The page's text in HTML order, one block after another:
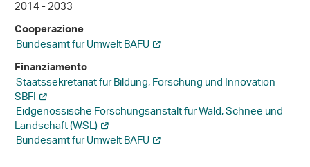
2014 - 2033
Cooperazione
Bundesamt für Umwelt BAFU
Finanziamento
Staatssekretariat für Bildung, Forschung und Innovation
SBFI
Eidgenössische Forschungsanstalt für Wald, Schnee und
Landschaft (WSL)
Bundesamt für Umwelt BAFU